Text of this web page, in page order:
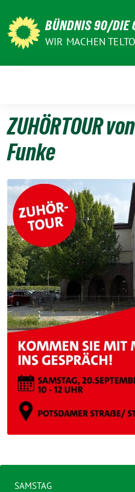
zum
Inhalt
BÜNDNIS 90/DIE
WIR MACHEN
ZUHÖRTOUR
Funke
SAMSTAG